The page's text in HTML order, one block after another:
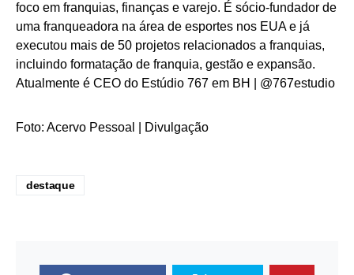
foco em franquias, finanças e varejo. É sócio-fundador de
uma franqueadora na área de esportes nos EUA e já
executou mais de 50 projetos relacionados a franquias,
incluindo formatação de franquia, gestão e expansão.
Atualmente é CEO do Estúdio 767 em BH | @767estudio
Foto: Acervo Pessoal | Divulgação
destaque